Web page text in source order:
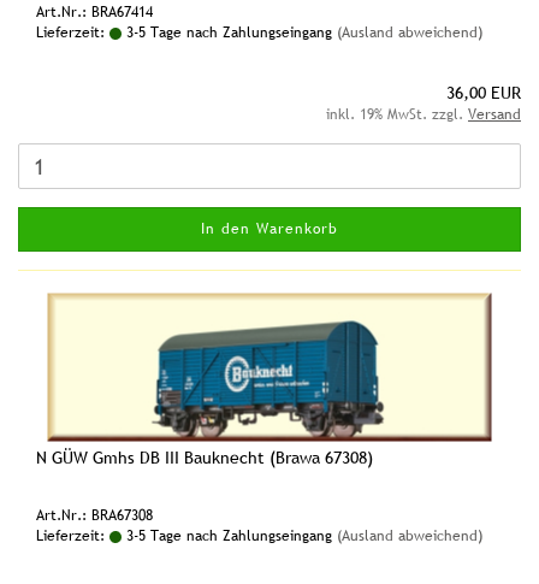
Art.Nr.: BRA67414
Lieferzeit:
3-5 Tage nach Zahlungseingang (Ausland abweichend)
36,00 EUR
inkl. 19% MwSt. zzgl. Versand
In den Warenkorb
N GÜW Gmhs DB III Bauknecht (Brawa 67308)
Art.Nr.: BRA67308
Lieferzeit:
3-5 Tage nach Zahlungseingang (Ausland abweichend)